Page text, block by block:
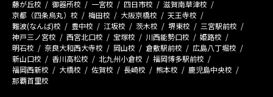
藤が丘校
御器所校 一宮校 四日市校
滋賀南草津校
京都（四条烏丸）校
梅田校 大阪京橋校
天王寺校
難波(なんば)校
豊中校 江坂校 茨木校 堺東校
三宮駅前校
神戸三ノ宮校
西宮北口校 宝塚校 川西能勢口校
姫路校
明石校
奈良大和西大寺校 岡山校 倉敷駅前校
広島八丁堀校
新山口校
香川高松校 北九州小倉校
福岡博多駅前校
福岡西新校
大橋校 佐賀校 長崎校 熊本校
鹿児島中央校
那覇首里校